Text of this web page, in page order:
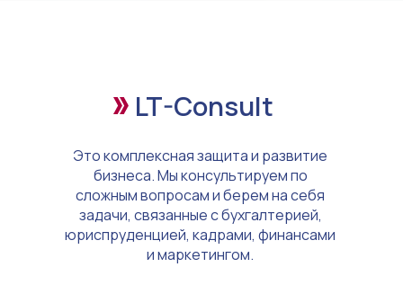
LT-Consult
Это комплексная защита и развитие
бизнеса. Мы консультируем по
сложным вопросам и берем на себя
задачи, связанные с бухгалтерией,
юриспруденцией, кадрами, финансами
и маркетингом.